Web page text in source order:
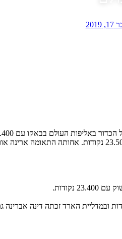
אוורינה מרוסיה עם 23.500 נקודות זכתה במדליית הזהב עם 23.500
הזהב זכתה הרוסיה יקטרינה סלזבדנה עם 23.500 נקודות ובמדליית הארד